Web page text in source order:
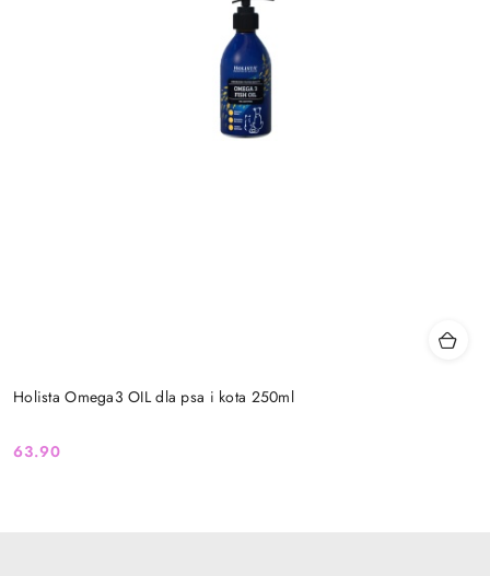
Holista Omega3 OIL dla psa i kota 250ml
Cena:
63.90